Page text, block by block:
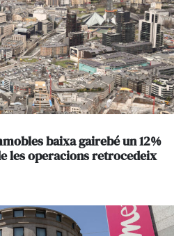
baixa gairebé un 12%
les operacions retrocedeix